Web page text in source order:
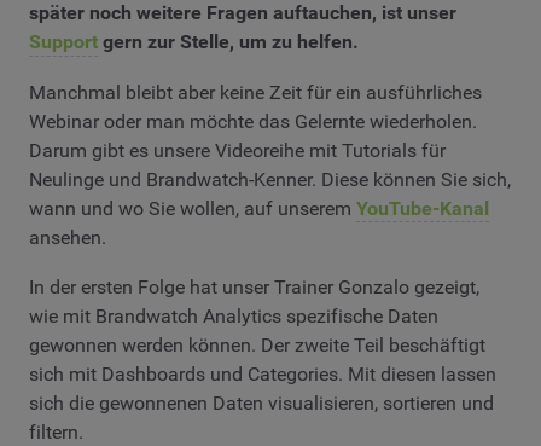
später noch weitere Fragen auftauchen, ist unser
Support gern zur Stelle, um zu helfen.
Manchmal bleibt aber keine Zeit für ein ausführliches
Webinar oder man möchte das Gelernte wiederholen.
Darum gibt es unsere Videoreihe mit Tutorials für
Neulinge und Brandwatch-Kenner. Diese können Sie sich,
wann und wo Sie wollen, auf unserem YouTube-Kanal
ansehen.
In der ersten Folge hat unser Trainer Gonzalo gezeigt,
wie mit Brandwatch Analytics spezifische Daten
gewonnen werden können. Der zweite Teil beschäftigt
sich mit Dashboards und Categories. Mit diesen lassen
sich die gewonnenen Daten visualisieren, sortieren und
filtern.